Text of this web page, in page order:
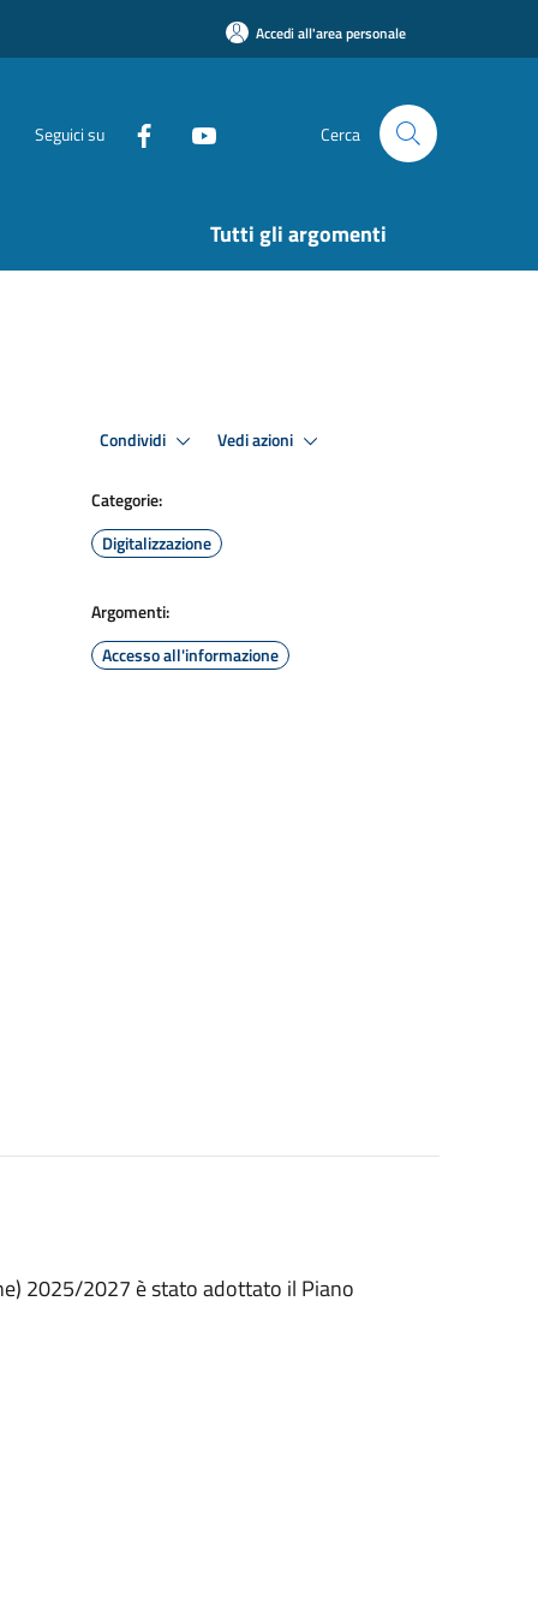
Accedi all'area personale
Seguici su Cerca
Tutti gli argomenti
Condividi Vedi azioni
Categorie:
Digitalizzazione
Argomenti:
Accesso all'informazione
2025/2027 è stato adottato il Piano